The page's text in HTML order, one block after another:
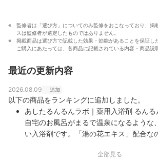
監修者は「選び方」についてのみ監修をおこなっており、掲
スは監修者が選定したものではありません。
掲載商品は選び方で記載した効果・効能があることを保証し
ご購入にあたっては、各商品に記載されている内容・商品説
最近の更新内容
2026.08.09 追加
以下の商品をランキングに追加しました。
あしたるんるんラボ｜薬用入浴剤 るんる
自宅のお風呂がまるで温泉になるような
い入浴剤です。「湯の花エキス」配合な
まるでお家で温泉に入っているような感
全部見る